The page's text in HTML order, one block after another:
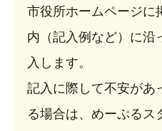
市役所ホームページに
内（記入例など）に
入します。
記入に際して不安があ
る場合は、めーぷるス